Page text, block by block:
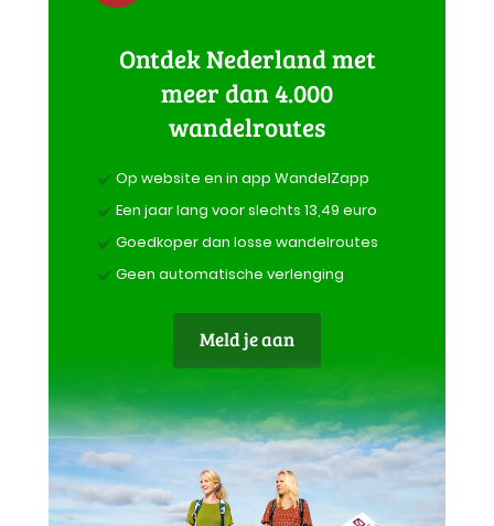
Ontdek Nederland met
meer dan 4.000
wandelroutes
Op website en in app WandelZapp
Een jaar lang voor slechts 13,49 euro
Goedkoper dan losse wandelroutes
Geen automatische verlenging
Meld je aan